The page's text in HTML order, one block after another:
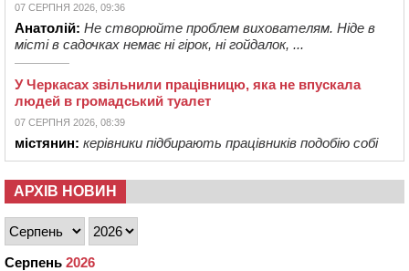
07 СЕРПНЯ 2026, 09:36
Анатолій: Не створюйте проблем вихователям. Ніде в
місті в садочках немає ні гірок, ні гойдалок, ...
У Черкасах звільнили працівницю, яка не впускала
людей в громадський туалет
07 СЕРПНЯ 2026, 08:39
містянин: керівники підбирають працівників подобію собі
АРХІВ НОВИН
Серпень 2026